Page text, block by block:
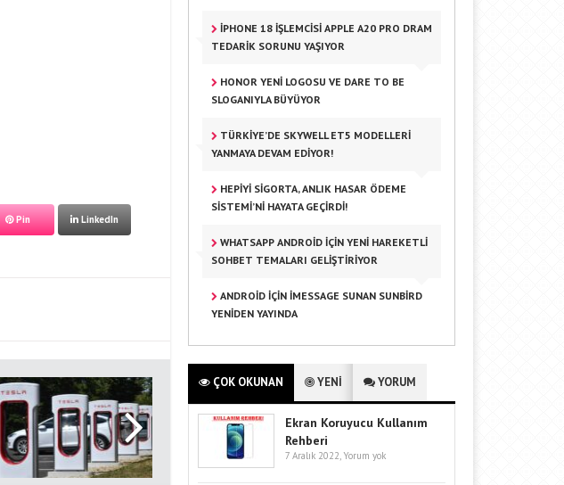
Pin LinkedIn
IPHONE 18 İŞLEMCISI APPLE A20 PRO DRAM
TEDARIK SORUNU YAŞIYOR
HONOR YENI LOGOSU VE DARE TO BE
SLOGANIYLA BÜYÜYOR
TÜRKIYE’DE SKYWELL ET5 MODELLERI
YANMAYA DEVAM EDIYOR!
HEPIYI SIGORTA, ANLIK HASAR ÖDEME
SISTEMI’NI HAYATA GEÇIRDI!
WHATSAPP ANDROID IÇIN YENI HAREKETLI
SOHBET TEMALARI GELIŞTIRIYOR
ANDROID IÇIN IMESSAGE SUNAN SUNBIRD
YENIDEN YAYINDA
ÇOK OKUNAN YENİ YORUM
Ekran Koruyucu Kullanım
Rehberi
7 Aralık 2022, Yorum yok